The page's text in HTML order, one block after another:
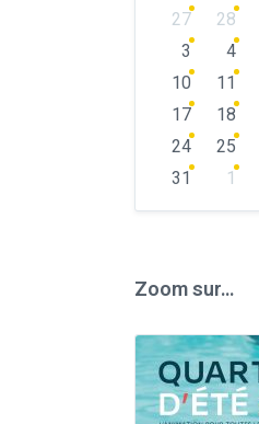
Skip
calendar
days
27 28
3
4
10
11
17
18
24
25
31
1
Zoom sur…